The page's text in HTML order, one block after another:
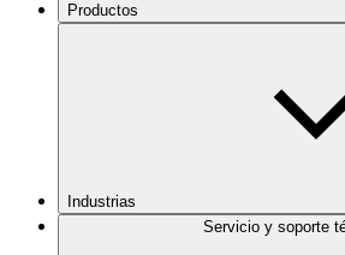
Productos
Industrias
Servicio y soporte